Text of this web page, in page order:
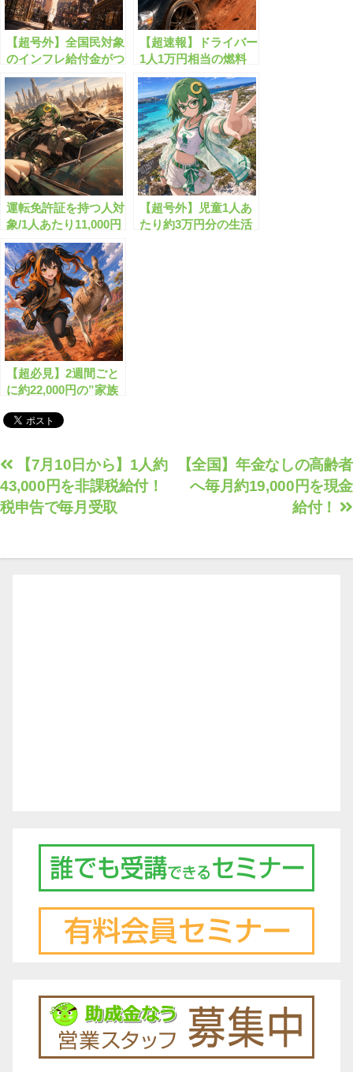
【超号外】全国民対象
のインフレ給付金がつ
いにスタート！？
【超速報】ドライバー
1人1万円相当の燃料
給付金が始まります!!
運転免許証を持つ人対
象/1人あたり11,000円
分の支援金が開始しま
す！
【超号外】児童1人あ
たり約3万円分の生活
【超必見】2週間ごと
に約22,000円の”家族
す！
投
稿
ナ
ゲ
【全国】年金なしの高齢者
へ毎月約19,000円を現金
給付！
【7月10日から】1人約
43,000円を非課税給付！
税申告で毎月受取